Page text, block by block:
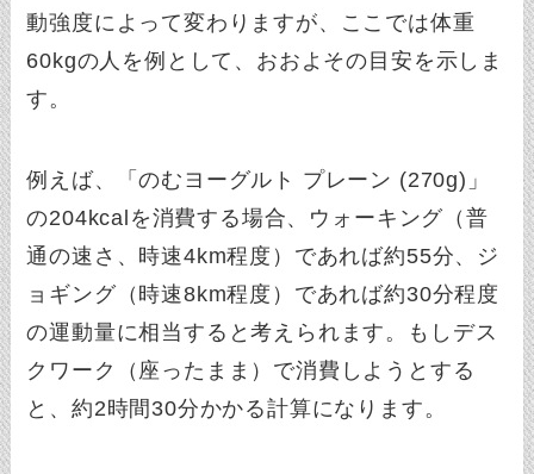
動強度によって変わりますが、ここでは体重
60kgの人を例として、おおよその目安を示しま
す。
例えば、「のむヨーグルト プレーン (270g)」
の204kcalを消費する場合、ウォーキング（普
通の速さ、時速4km程度）であれば約55分、ジ
ョギング（時速8km程度）であれば約30分程度
の運動量に相当すると考えられます。もしデス
クワーク（座ったまま）で消費しようとする
と、約2時間30分かかる計算になります。